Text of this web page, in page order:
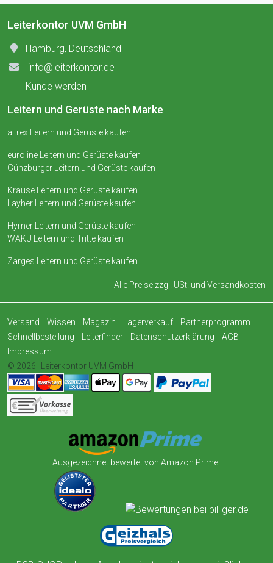
Leiterkontor UVM GmbH
Hamburg, Deutschland
info@leiterkontor.de
Kunde werden
Leitern und Gerüste nach Marke
altrex Leitern und Gerüste kaufen
euroline Leitern und Gerüste kaufen
Günzburger Leitern und Gerüste kaufen
Krause Leitern und Gerüste kaufen
Layher Leitern und Gerüste kaufen
Hymer Leitern und Gerüste kaufen
WAKÜ Leitern und Tritte kaufen
Zarges Leitern und Gerüste kaufen
Alle Preise zzgl. USt. und Versandkosten
Versand Wissen Magazin Lagerverkauf
Partnerprogramm
Schnellbestellung
Leiterfinder Datenschutzerklärung
AGB
Impressum
© 2026
Leiterkontor UVM GmbH
Ausgezeichnet bewertet von Amazon Prime